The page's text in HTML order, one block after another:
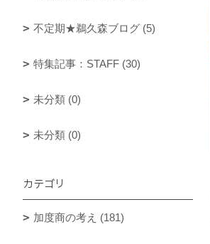
不定期★鵜久森ブログ (5)
特集記事：STAFF (30)
未分類 (0)
未分類 (0)
カテゴリ
加度商の考え (181)